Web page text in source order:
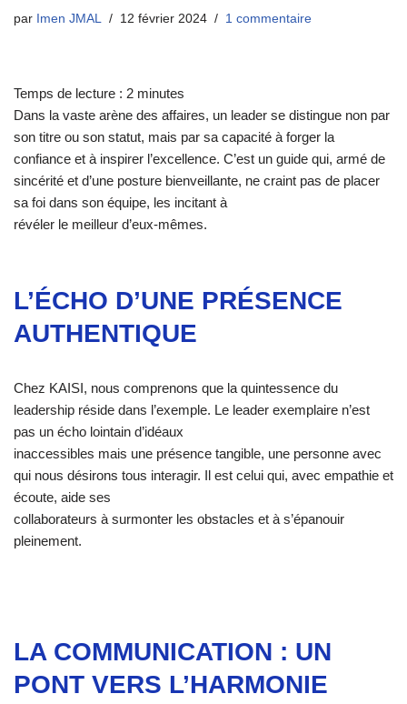
par Imen JMAL 12 février 2024 1 commentaire
Temps de lecture : 2 minutes
Dans la vaste arène des affaires, un leader se distingue non par
son titre ou son statut, mais par sa capacité à forger la
confiance et à inspirer l’excellence. C’est un guide qui, armé de
sincérité et d’une posture bienveillante, ne craint pas de placer
sa foi dans son équipe, les incitant à
révéler le meilleur d’eux-mêmes.
L’ÉCHO D’UNE PRÉSENCE
AUTHENTIQUE
Chez KAISI, nous comprenons que la quintessence du
leadership réside dans l’exemple. Le leader exemplaire n’est
pas un écho lointain d’idéaux
inaccessibles mais une présence tangible, une personne avec
qui nous désirons tous interagir. Il est celui qui, avec empathie et
écoute, aide ses
collaborateurs à surmonter les obstacles et à s’épanouir
pleinement.
LA COMMUNICATION : UN
PONT VERS L’HARMONIE